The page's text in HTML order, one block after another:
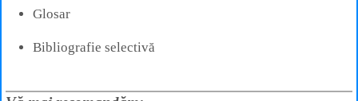
Glosar
Bibliografie selectivă